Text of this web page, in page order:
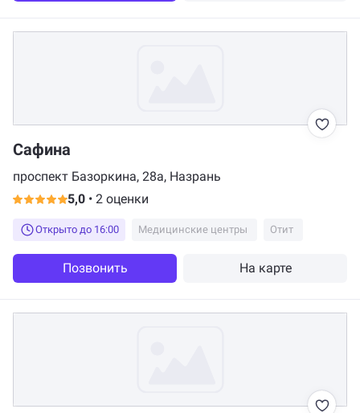
Сафина
проспект Базоркина, 28а, Назрань
5,0 • 2 оценки
Открыто до 16:00 Медицинские центры Отит
Позвонить На карте